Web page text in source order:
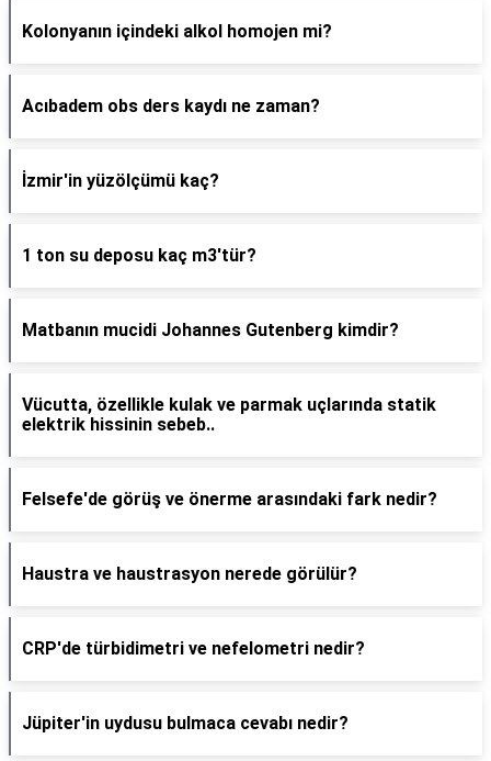
Kolonyanın içindeki alkol homojen mi?
Acıbadem obs ders kaydı ne zaman?
İzmir'in yüzölçümü kaç?
1 ton su deposu kaç m3'tür?
Matbanın mucidi Johannes Gutenberg kimdir?
Vücutta, özellikle kulak ve parmak uçlarında statik
elektrik hissinin sebeb..
Felsefe'de görüş ve önerme arasındaki fark nedir?
Haustra ve haustrasyon nerede görülür?
CRP'de türbidimetri ve nefelometri nedir?
Jüpiter'in uydusu bulmaca cevabı nedir?